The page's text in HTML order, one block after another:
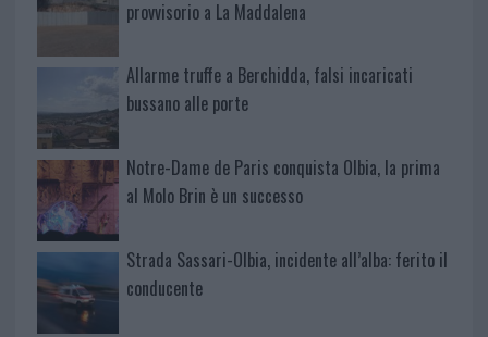
provvisorio a La Maddalena
Allarme truffe a Berchidda, falsi incaricati
bussano alle porte
Notre-Dame de Paris conquista Olbia, la prima
al Molo Brin è un successo
Strada Sassari-Olbia, incidente all’alba: ferito il
conducente